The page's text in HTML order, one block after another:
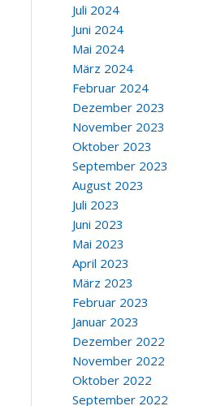
Juli 2024
Juni 2024
Mai 2024
März 2024
Februar 2024
Dezember 2023
November 2023
Oktober 2023
September 2023
August 2023
Juli 2023
Juni 2023
Mai 2023
April 2023
März 2023
Februar 2023
Januar 2023
Dezember 2022
November 2022
Oktober 2022
September 2022